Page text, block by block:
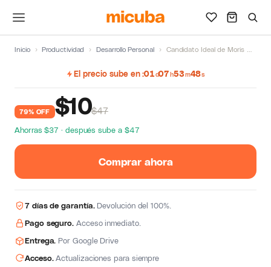
Inicio › Productividad › Desarrollo Personal › Candidato Ideal de Moris Dieck
El precio sube en 01d07h53m47s
79% OFF $10$47
Ahorras $37 · después sube a $47
Comprar ahora
7 días de garantía.Devolución del 100%.
Pago seguro. Acceso inmediato.
Entrega. Por Google Drive
Acceso.Actualizaciones para siempre